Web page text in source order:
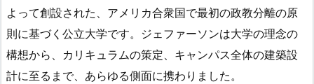
よって創設された、アメリカ合衆国で最初の政教分離の原
則に基づく公立大学です。ジェファーソンは大学の理念の
構想から、カリキュラムの策定、キャンパス全体の建築設
計に至るまで、あらゆる側面に携わりました。